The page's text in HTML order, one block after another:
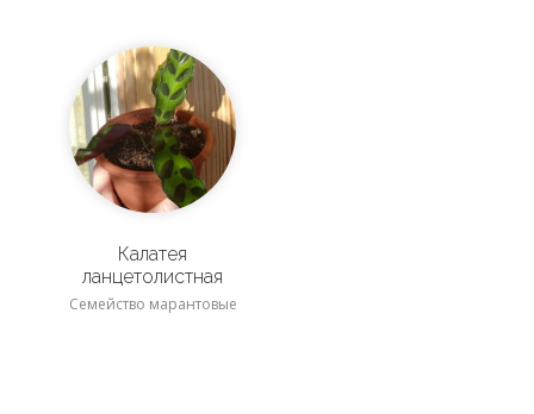
Калатея
ланцетолистная
Семейство марантовые